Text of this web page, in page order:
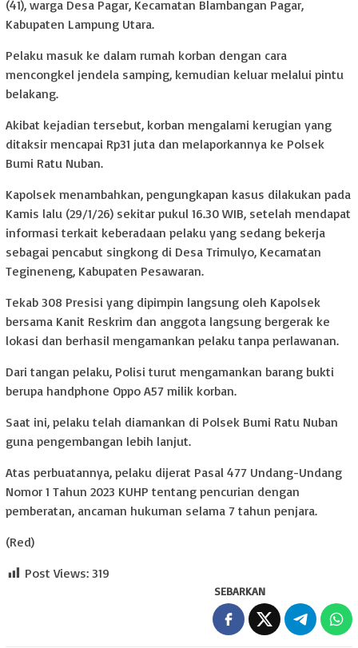
(41), warga Desa Pagar, Kecamatan Blambangan Pagar,
Kabupaten Lampung Utara.
Pelaku masuk ke dalam rumah korban dengan cara
mencongkel jendela samping, kemudian keluar melalui pintu
belakang.
Akibat kejadian tersebut, korban mengalami kerugian yang
ditaksir mencapai Rp31 juta dan melaporkannya ke Polsek
Bumi Ratu Nuban.
Kapolsek menambahkan, pengungkapan kasus dilakukan pada
Kamis lalu (29/1/26) sekitar pukul 16.30 WIB, setelah mendapat
informasi terkait keberadaan pelaku yang sedang bekerja
sebagai pencabut singkong di Desa Trimulyo, Kecamatan
Tegineneng, Kabupaten Pesawaran.
Tekab 308 Presisi yang dipimpin langsung oleh Kapolsek
bersama Kanit Reskrim dan anggota langsung bergerak ke
lokasi dan berhasil mengamankan pelaku tanpa perlawanan.
Dari tangan pelaku, Polisi turut mengamankan barang bukti
berupa handphone Oppo A57 milik korban.
Saat ini, pelaku telah diamankan di Polsek Bumi Ratu Nuban
guna pengembangan lebih lanjut.
Atas perbuatannya, pelaku dijerat Pasal 477 Undang-Undang
Nomor 1 Tahun 2023 KUHP tentang pencurian dengan
pemberatan, ancaman hukuman selama 7 tahun penjara.
(Red)
Post Views: 319
SEBARKAN